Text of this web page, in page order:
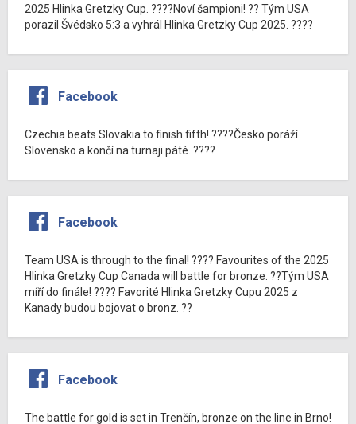
2025 Hlinka Gretzky Cup. ????Noví šampioni! ?? Tým USA
porazil Švédsko 5:3 a vyhrál Hlinka Gretzky Cup 2025. ????
Facebook
Czechia beats Slovakia to finish fifth! ????Česko poráží
Slovensko a končí na turnaji páté. ????
Facebook
Team USA is through to the final! ???? Favourites of the 2025
Hlinka Gretzky Cup Canada will battle for bronze. ??Tým USA
míří do finále! ???? Favorité Hlinka Gretzky Cupu 2025 z
Kanady budou bojovat o bronz. ??
Facebook
The battle for gold is set in Trenčín, bronze on the line in Brno!